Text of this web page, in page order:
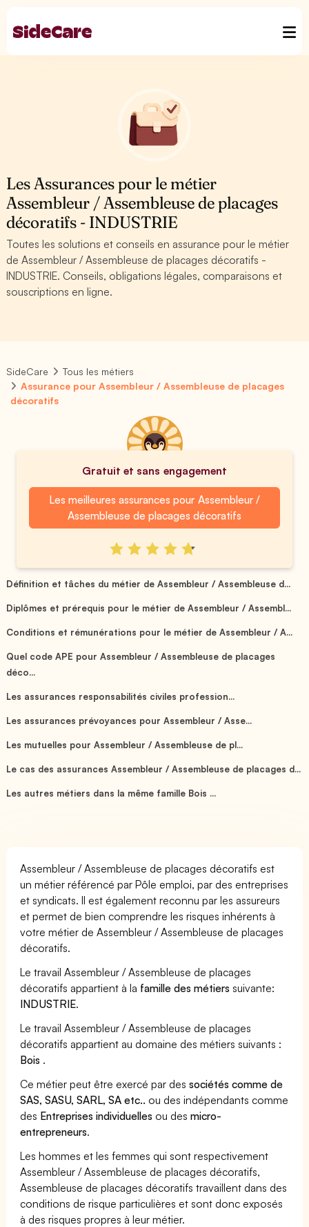
Les Assurances pour le métier
Assembleur / Assembleuse de placages
décoratifs - INDUSTRIE
Toutes les solutions et conseils en assurance pour le métier
de Assembleur / Assembleuse de placages décoratifs -
INDUSTRIE. Conseils, obligations légales, comparaisons et
souscriptions en ligne.
SideCare
Tous les métiers
Assurance pour Assembleur / Assembleuse de placages
décoratifs
Gratuit et sans engagement
Les meilleures assurances pour Assembleur /
Assembleuse de placages décoratifs
Définition et tâches du métier de Assembleur / Assembleuse d...
Diplômes et prérequis pour le métier de Assembleur / Assembl...
Conditions et rémunérations pour le métier de Assembleur / A...
Quel code APE pour Assembleur / Assembleuse de placages
déco...
Les assurances responsabilités civiles profession...
Les assurances prévoyances pour Assembleur / Asse...
Les mutuelles pour Assembleur / Assembleuse de pl...
Le cas des assurances Assembleur / Assembleuse de placages d...
Les autres métiers dans la même famille Bois ...
Assembleur / Assembleuse de placages décoratifs est
un métier référencé par Pôle emploi, par des entreprises
et syndicats. Il est également reconnu par les assureurs
et permet de bien comprendre les risques inhérents à
votre métier de Assembleur / Assembleuse de placages
décoratifs.
Le travail Assembleur / Assembleuse de placages
décoratifs appartient à la famille des métiers suivante:
INDUSTRIE.
Le travail Assembleur / Assembleuse de placages
décoratifs appartient au domaine des métiers suivants :
Bois .
Ce métier peut être exercé par dessociétés comme de
SAS, SASU, SARL, SA etc.. ou des indépendants comme
des Entreprises individuelles ou desmicro-
entrepreneurs.
Les hommes et les femmes qui sont respectivement
Assembleur / Assembleuse de placages décoratifs,
Assembleuse de placages décoratifs travaillent dans des
conditions de risque particulières et sont donc exposés
à des risques propres à leur métier.